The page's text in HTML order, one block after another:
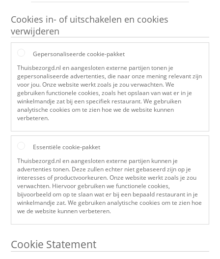
Cookies in- of uitschakelen en cookies
verwijderen
Gepersonaliseerde cookie-pakket
Thuisbezorgd.nl en aangesloten externe partijen tonen je
gepersonaliseerde advertenties, die naar onze mening relevant zijn
voor jou. Onze website werkt zoals je zou verwachten. We
gebruiken functionele cookies, zoals het opslaan van wat er in je
winkelmandje zat bij een specifiek restaurant. We gebruiken
analytische cookies om te zien hoe we de website kunnen
verbeteren.
Essentiële cookie-pakket
Thuisbezorgd.nl en aangesloten externe partijen kunnen je
advertenties tonen. Deze zullen echter niet gebaseerd zijn op je
interesses of productvoorkeuren. Onze website werkt zoals je zou
verwachten. Hiervoor gebruiken we functionele cookies,
bijvoorbeeld om op te slaan wat er bij een bepaald restaurant in je
winkelmandje zat. We gebruiken analytische cookies om te zien hoe
we de website kunnen verbeteren.
Cookie Statement